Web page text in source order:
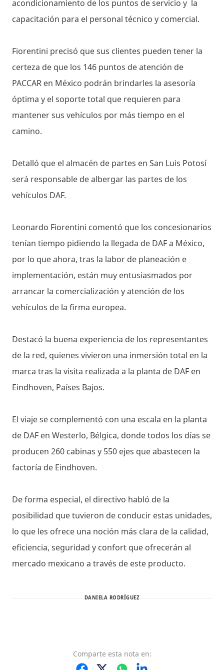
acondicionamiento de los puntos de servicio y la
capacitación para el personal técnico y comercial.
Fiorentini precisó que sus clientes pueden tener la
certeza de que los 146 puntos de atención de
PACCAR en México podrán brindarles la asesoría
óptima y el soporte total que requieren para
mantener sus vehículos por más tiempo en el
camino.
Detalló que el almacén de partes en San Luis Potosí
será responsable de albergar las partes de los
vehículos DAF.
Leonardo Fiorentini comentó que los concesionarios
tenían tiempo pidiendo la llegada de DAF a México,
por lo que ahora, tras la labor de planeación e
implementación, están muy entusiasmados por
arrancar la comercialización y atención de los
vehículos de la firma europea.
Destacó la buena experiencia de los representantes
de la red, quienes vivieron una inmersión total en la
marca tras la visita realizada a la planta de DAF en
Eindhoven, Países Bajos.
El viaje se complementó con una escala en la planta
de DAF en Westerlo, Bélgica, donde todos los días se
producen 260 cabinas y 550 ejes que abastecen la
factoría de Eindhoven.
De forma especial, el directivo habló de la
posibilidad que tuvieron de conducir estas unidades,
lo que les ofrece una noción más clara de la calidad,
eficiencia, seguridad y confort que ofrecerán al
mercado mexicano a través de este producto.
DANIELA RODRÍGUEZ
Comparte esta nota en: